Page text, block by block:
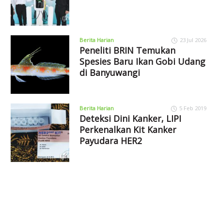
Berita Harian 23 Jul 2026
Peneliti BRIN Temukan
Spesies Baru Ikan Gobi Udang
di Banyuwangi
Berita Harian 5 Feb 2019
Deteksi Dini Kanker, LIPI
Perkenalkan Kit Kanker
Payudara HER2